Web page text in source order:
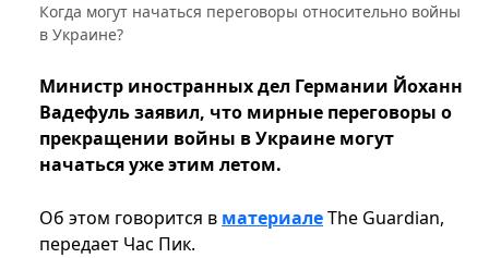
Когда могут начаться переговоры относительно войны
в Украине?
Министр иностранных дел Германии Йоханн
Вадефуль заявил, что мирные переговоры о
прекращении войны в Украине могут
начаться уже этим летом.
Об этом говорится в материалеThe Guardian,
передает Час Пик.